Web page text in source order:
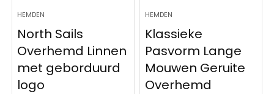
HEMDEN
North Sails
Overhemd Linnen
met geborduurd
logo
HEMDEN
Klassieke
Pasvorm Lange
Mouwen Geruite
Overhemd